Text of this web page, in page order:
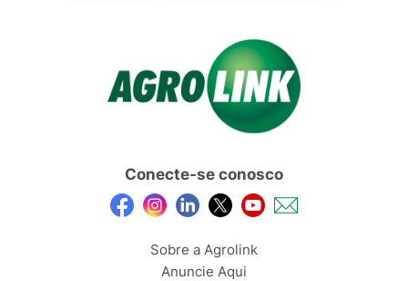
Conecte-se conosco
Sobre a Agrolink
Anuncie Aqui